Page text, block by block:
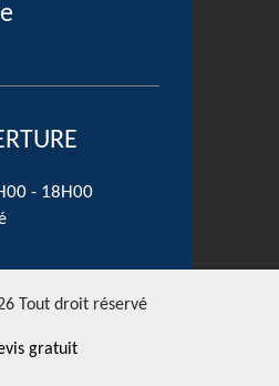
- 18H00
Tout droit réservé
gratuit